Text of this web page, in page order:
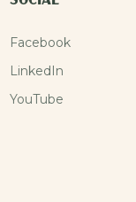
Facebook
LinkedIn
YouTube